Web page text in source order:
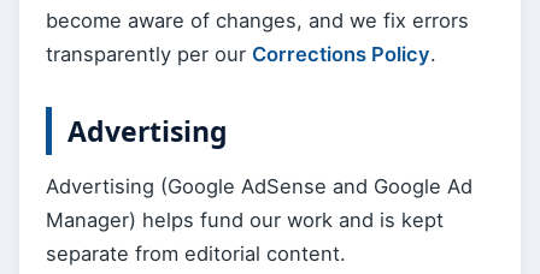
become aware of changes, and we fix errors
transparently per our Corrections Policy.
Advertising
Advertising (Google AdSense and Google Ad
Manager) helps fund our work and is kept
separate from editorial content.